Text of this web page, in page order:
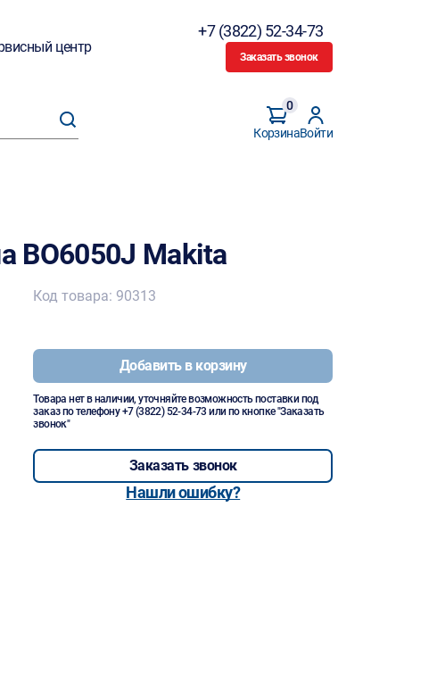
центр
+7 (3822) 52-34-73
Заказать звонок
Корзина
0
Войти
Makita
Код товара: 90313
Добавить в корзину
Товара нет в наличии, уточняйте возможность поставки под
заказ по телефону+7 (3822) 52-34-73 или по кнопке "Заказать
звонок"
Заказать звонок
Нашли ошибку?